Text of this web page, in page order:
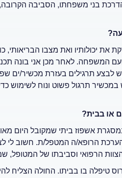
בני משפחתו, הסביבה
את יכולותיו ואת מצבו
המשפחה. לאחר מכן אני בונה
תרגילים בעזרת מכשיר/ים
תרגול פשוט ונוח לשימוש כדי
או בבית?
אשפוז ביתי שמקובל היום
הרופא/ה המטפל/ת. חשוב לי
הרפואי וסביבתו של המטופל,
טיפלה בו בביתו. החולה הצליח